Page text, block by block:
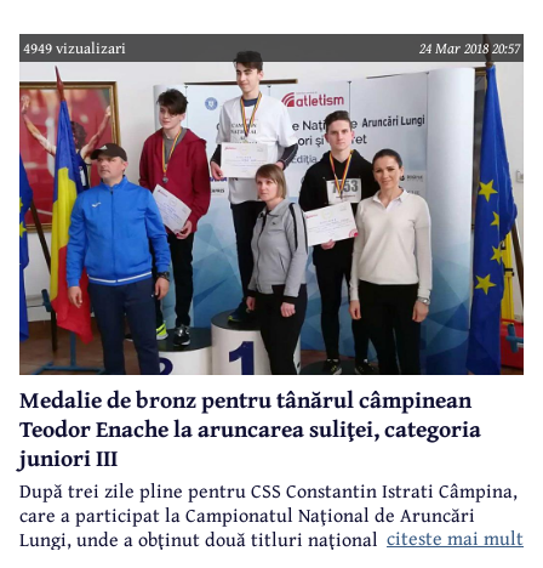
cea mai bună performanţă fiind realizată de David Marin
(antrenor Mihaela Marin) - campion naţional la aruncarea
suliţei, categoria copii II.
4949 vizualizari 24 Mar 2018 20:57
Medalie de bronz pentru tânărul câmpinean
Teodor Enache la aruncarea suliţei, categoria
juniori III
După trei zile pline pentru CSS Constantin Istrati Câmpina,
care a participat la Campionatul Naţional de Aruncări
Lungi, unde a obţinut două titluri naţionale, trei deciteste mai mult